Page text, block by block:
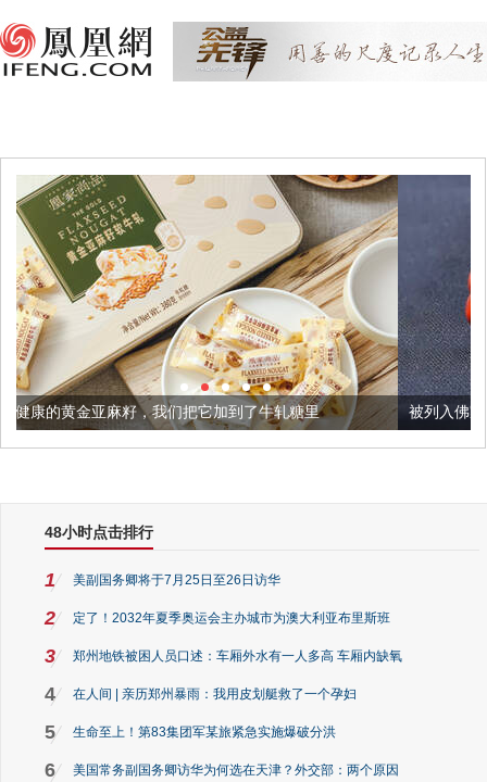
我们把它加到了牛轧糖里 被列入佛家七宝的它到底有多美
48小时点击排行
1 美副国务卿将于7月25日至26日访华
2 定了！2032年夏季奥运会主办城市为澳大利亚布里斯班
3 郑州地铁被困人员口述：车厢外水有一人多高 车厢内缺氧
4 在人间 | 亲历郑州暴雨：我用皮划艇救了一个孕妇
5 生命至上！第83集团军某旅紧急实施爆破分洪
6 美国常务副国务卿访华为何选在天津？外交部：两个原因